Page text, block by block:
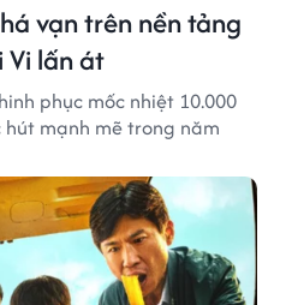
vạn trên nền tảng
lấn át
phục mốc nhiệt 10.000
mạnh mẽ trong năm